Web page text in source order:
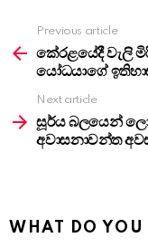
more
Previous article
කේරළයේදී වැලි
යෝධයාගේ
Next article
සූර්ය බලයෙන්
අවාසනාවන්ත
WHAT DO